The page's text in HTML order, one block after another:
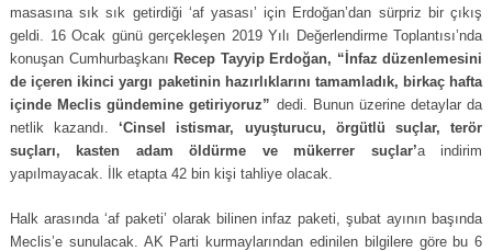
masasına sık sık getirdiği ‘af yasası’ için Erdoğan’dan sürpriz bir çıkış
geldi. 16 Ocak günü gerçekleşen 2019 Yılı Değerlendirme Toplantısı’nda
konuşan Cumhurbaşkanı Recep Tayyip Erdoğan, “İnfaz düzenlemesini
de içeren ikinci yargı paketinin hazırlıklarını tamamladık, birkaç hafta
içinde Meclis gündemine getiriyoruz” dedi. Bunun üzerine detaylar da
netlik kazandı. ‘Cinsel istismar, uyuşturucu, örgütlü suçlar, terör
suçları, kasten adam öldürme ve mükerrer suçlar’a indirim
yapılmayacak. İlk etapta 42 bin kişi tahliye olacak.
Halk arasında ‘af paketi’ olarak bilinen infaz paketi, şubat ayının başında
Meclis’e sunulacak. AK Parti kurmaylarından edinilen bilgilere göre bu 6